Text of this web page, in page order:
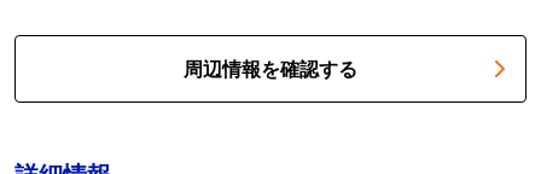
周辺情報を確認する